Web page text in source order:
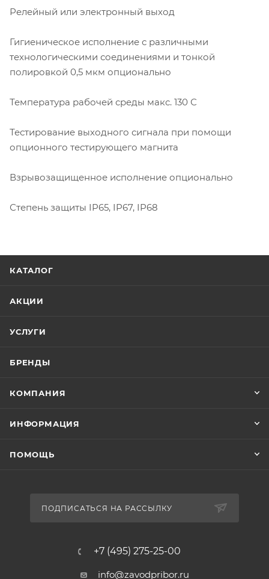
Релейный или электронный выход
Гигиеническое исполнение с различными
технологическими соединениями и тонкой
полировкой 0,5 мкм опционально
Температура рабочей среды макс. 130 С
Тестирование выходного сигнала при помощи
опционного тестирующего магнита
Взрывозащищенное исполнение опционально
Степень защиты IP65, IP67, IP68
КАТАЛОГ
АКЦИИ
УСЛУГИ
БРЕНДЫ
КОМПАНИЯ
ИНФОРМАЦИЯ
ПОМОЩЬ
ПОДПИСАТЬСЯ НА РАССЫЛКУ
+7 (495) 275-25-00
info@zavodpribor.ru